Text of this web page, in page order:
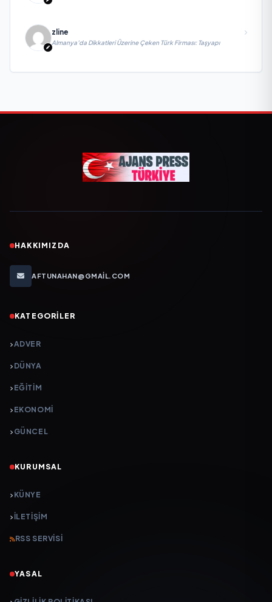
zline
Almanya’da Dikkatleri Üzerine Çeken Türk Firması: Taşyapı
HAKKIMIZDA
AFTUNAHAN@GMAIL.COM
KATEGORILER
ADVER
DÜNYA
EĞİTİM
EKONOMİ
GÜNCEL
KURUMSAL
KÜNYE
İLETIŞIM
RSS SERVISI
YASAL